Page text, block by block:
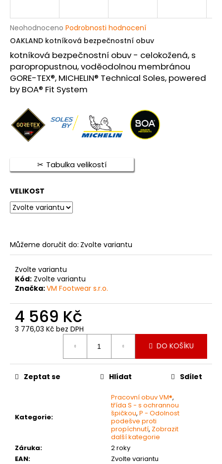
Průměrné
hodnocení
produktu
je
0,0
z
5
hvězdiček.
Neohodnoceno Podrobnosti hodnocení
OAKLAND kotníková bezpečnostní obuv
kotníková bezpečnostní obuv - celokožená, s
paropropustnou, voděodolnou membránou
GORE-TEX®, MICHELIN® Technical Soles, powered
by BOA® Fit System
Tabulka velikostí
VELIKOST
Můžeme doručit do: Zvolte variantu
Zvolte variantu
Kód: Zvolte variantu
Značka:VM Footwear s.r.o.
4 569 Kč
3 776,03 Kč bez DPH
DO KOŠÍKU
Kategorie:
Pracovní obuv VM®,
třída S - s ochrannou
špičkou, P - Odolnost
podešve proti
propíchnutí, Zobrazit
další kategorie
Záruka:
2 roky
EAN: Zvolte variantu
Zeptat se Hlídat Sdílet
j
í
t
?
HLEDAT
o
o
r
u
j
e
m
e
BAMBUSOVÉ
PONOŽKY
KRÁTKÉ